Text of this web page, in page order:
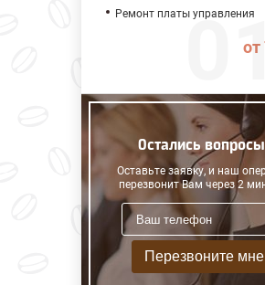
Ремонт платы управления
от
Остались
Оставьте заявку, и наш
перезвонит Вам через 2
Перезвоните мне